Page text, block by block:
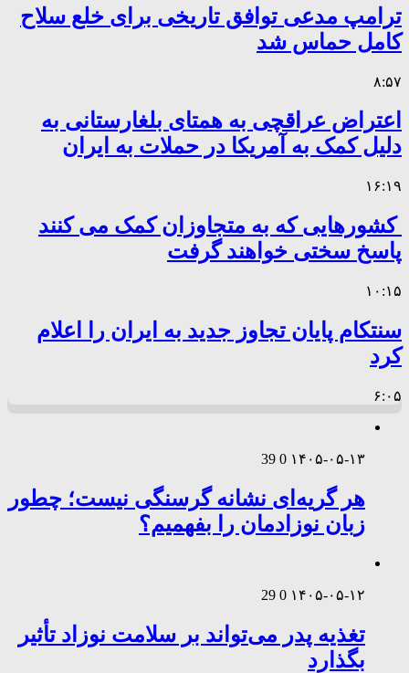
ترامپ مدعی توافق تاریخی برای خلع سلاح
کامل حماس شد
۸:۵۷
اعتراض عراقچی به همتای بلغارستانی به
دلیل کمک به آمریکا در حملات به ایران
۱۶:۱۹
کشورهایی که به متجاوزان کمک می کنند
پاسخ سختی خواهند گرفت
۱۰:۱۵
سنتکام پایان تجاوز جدید به ایران را اعلام
کرد
۶:۰۵
۱۴۰۵-۰۵-۱۳ 0
39
هر گریه‌ای نشانه گرسنگی نیست؛ چطور
زبان نوزادمان را بفهمیم؟
۱۴۰۵-۰۵-۱۲ 0
29
تغذیه پدر می‌تواند بر سلامت نوزاد تأثیر
بگذارد